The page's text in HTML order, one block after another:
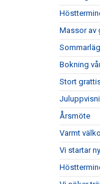
Massor av
Bokning
Stort
Årsmöte
Varmt
Vi startar